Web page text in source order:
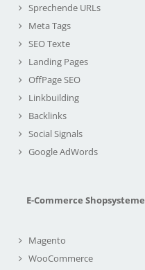
Sprechende URLs
Meta Tags
SEO Texte
Landing Pages
OffPage SEO
Linkbuilding
Backlinks
Social Signals
Google AdWords
E-Commerce Shopsysteme
Magento
WooCommerce